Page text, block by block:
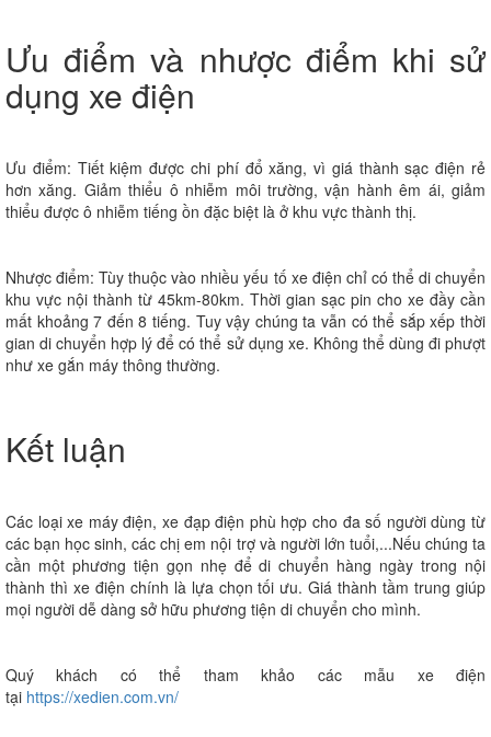
Ưu điểm và nhược điểm khi sử
dụng xe điện
Ưu điểm: Tiết kiệm được chi phí đổ xăng, vì giá thành sạc điện rẻ
hơn xăng. Giảm thiểu ô nhiễm môi trường, vận hành êm ái, giảm
thiểu được ô nhiễm tiếng ồn đặc biệt là ở khu vực thành thị.
Nhược điểm:Tùy thuộc vào nhiều yếu tố xe điện chỉ có thể di chuyển
khu vực nội thành từ 45km-80km. Thời gian sạc pin cho xe đầy cần
mất khoảng 7 đến 8 tiếng. Tuy vậy chúng ta vẫn có thể sắp xếp thời
gian di chuyển hợp lý để có thể sử dụng xe. Không thể dùng đi phượt
như xe gắn máy thông thường.
Kết luận
Các loại xe máy điện, xe đạp điện phù hợp cho đa số người dùng từ
các bạn học sinh, các chị em nội trợ và người lớn tuổi,...Nếu chúng ta
cần một phương tiện gọn nhẹ để di chuyển hàng ngày trong nội
thành thì xe điện chính là lựa chọn tối ưu.Giá thành tầm trung giúp
mọi người dễ dàng sở hữu phương tiện di chuyển cho mình.
Quý khách có thể tham khảo các mẫu xe điện
tại https://xedien.com.vn/